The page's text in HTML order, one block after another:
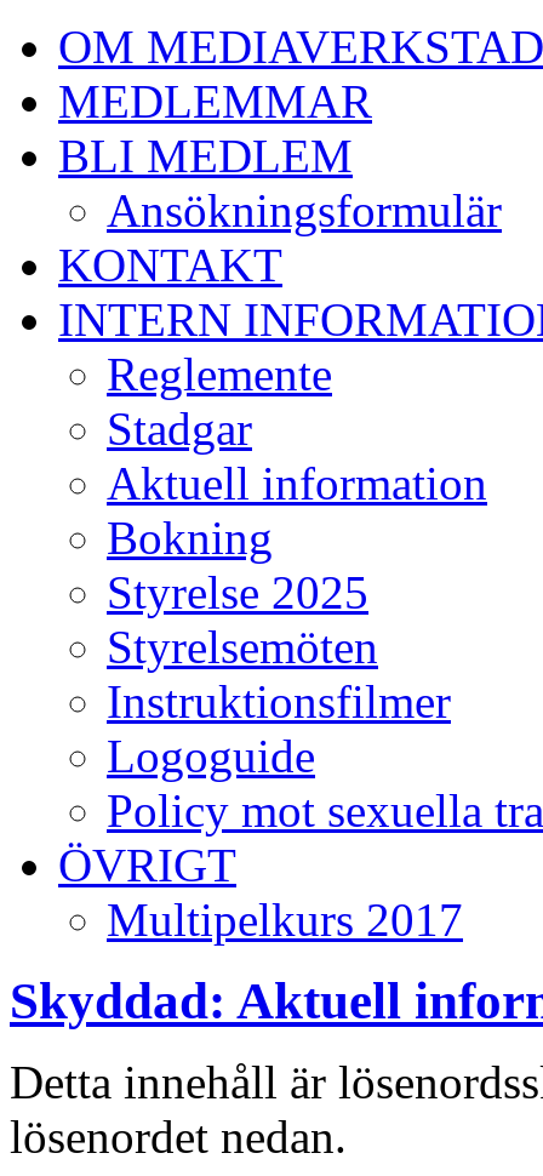
OM
MEDLEMMAR
BLI MEDLEM
Ansökningsformulär
KONTAKT
INTERN
Reglemente
Stadgar
Aktuell information
Bokning
Styrelse 2025
Styrelsemöten
Instruktionsfilmer
Logoguide
Policy mot sexuella
ÖVRIGT
Multipelkurs 2017
Skyddad: Aktuell
Detta innehåll är
lösenordet nedan.